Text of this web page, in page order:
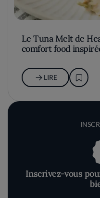
Le Tuna Melt de
comfort food
LIRE
Inscrivez-vous